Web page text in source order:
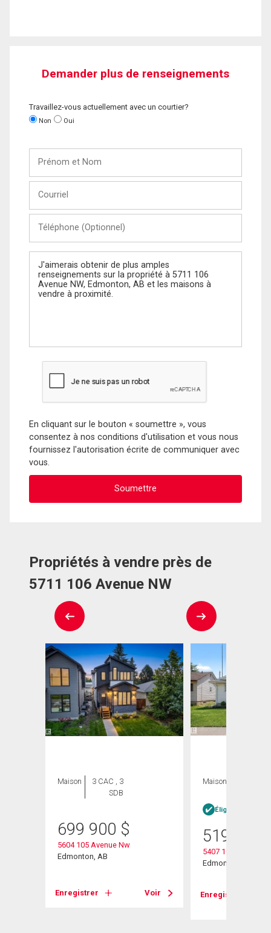
Demander plus de renseignements
Travaillez-vous actuellement avec un courtier?
Non Oui
Nom
(Optionnel)
Message
En cliquant sur le bouton « soumettre », vous
consentez à nos conditions d'utilisation et vous nous
fournissez l'autorisation écrite de communiquer avec
vous.
Propriétés à vendre près de
5711 106 Avenue NW
Maison
3 CAC , 3
SDB
699 900 $
5604 105 Avenue Nw
Edmonton, AB
Enregistrer Voir
Maison
Éligible Louer
519 900
5407 106 Avenue
Edmonton, AB
Enregistrer